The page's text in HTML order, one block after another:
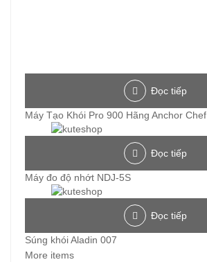
Đọc tiếp
Máy Tạo Khói Pro 900 Hãng Anchor Chef
Đọc tiếp
Máy đo độ nhớt NDJ-5S
Đọc tiếp
Súng khói Aladin 007
More items